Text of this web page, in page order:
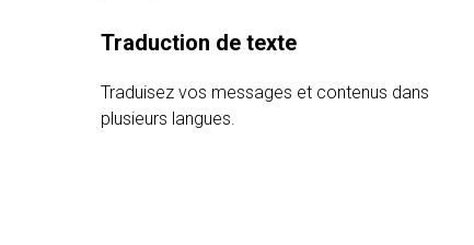
Traduction de texte
Traduisez vos messages et contenus dans
plusieurs langues.